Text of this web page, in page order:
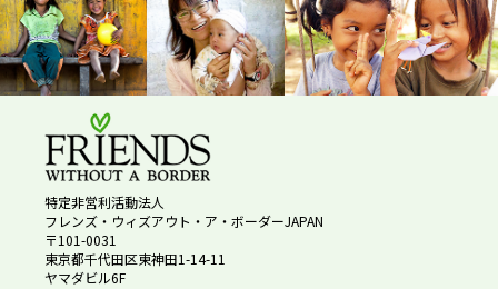
特定非営利活動法人
フレンズ・ウィズアウト・ア・ボーダーJAPAN
〒101-0031
東京都千代田区東神田1-14-11
ヤマダビル6F